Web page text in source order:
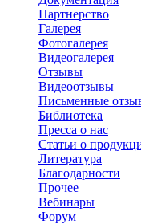
Партнерство
Галерея
Фотогалерея
Видеогалерея
Отзывы
Видеоотзывы
Письменные
Библиотека
Пресса о нас
Статьи о
Литература
Благодарности
Прочее
Вебинары
Форум